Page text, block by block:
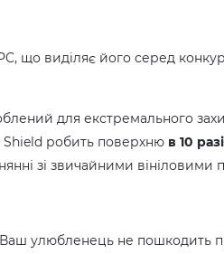
що виділяє його серед
для екстремального
робить поверхню в 10
зі звичайними вініловими
Ваш улюбленець не пошкодить